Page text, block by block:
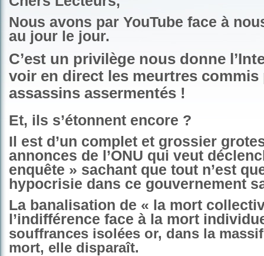
Nous avons par YouTube face à
au jour le jour.
C’est un privilège nous donne
voir en direct les meurtres commis
assassins assermentés !
Et, ils s’étonnent encore ?
Il est d’un complet et grossier
annonces de l’ONU qui veut
enquête » sachant que tout n’est
hypocrisie dans ce gouvernement
La banalisation de « la mort
l’indifférence face à la mort
souffrances isolées or, dans la
mort, elle disparaît.